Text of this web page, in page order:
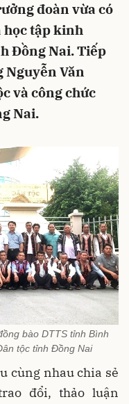
đoàn vừa có
học tập kinh
Đồng Nai. Tiếp
Nguyễn Văn
và công chức
Nai.
bào DTTS tỉnh Bình
tộc tỉnh Đồng Nai
cùng nhau chia sẻ
đổi, thảo luận